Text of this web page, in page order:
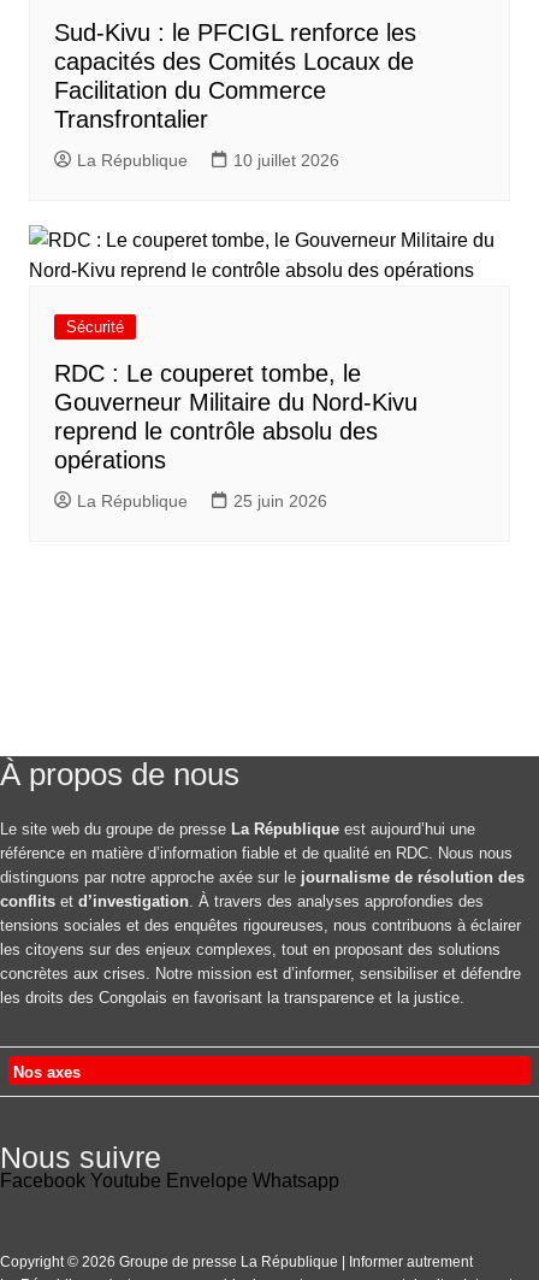
Sud-Kivu : le PFCIGL renforce les
capacités des Comités Locaux de
Facilitation du Commerce
Transfrontalier
La République 10 juillet 2026
Sécurité
RDC : Le couperet tombe, le
Gouverneur Militaire du Nord-Kivu
reprend le contrôle absolu des
opérations
La République 25 juin 2026
À propos de nous
Le site web du groupe de presse La République est aujourd’hui une
référence en matière d’information fiable et de qualité en RDC. Nous nous
distinguons par notre approche axée sur le journalisme de résolution des
conflits et d’investigation. À travers des analyses approfondies des
tensions sociales et des enquêtes rigoureuses, nous contribuons à éclairer
les citoyens sur des enjeux complexes, tout en proposant des solutions
concrètes aux crises. Notre mission est d’informer, sensibiliser et défendre
les droits des Congolais en favorisant la transparence et la justice.
Nos axes
Nous suivre
Facebook Youtube Envelope Whatsapp
Copyright © 2026 Groupe de presse La République | Informer autrement